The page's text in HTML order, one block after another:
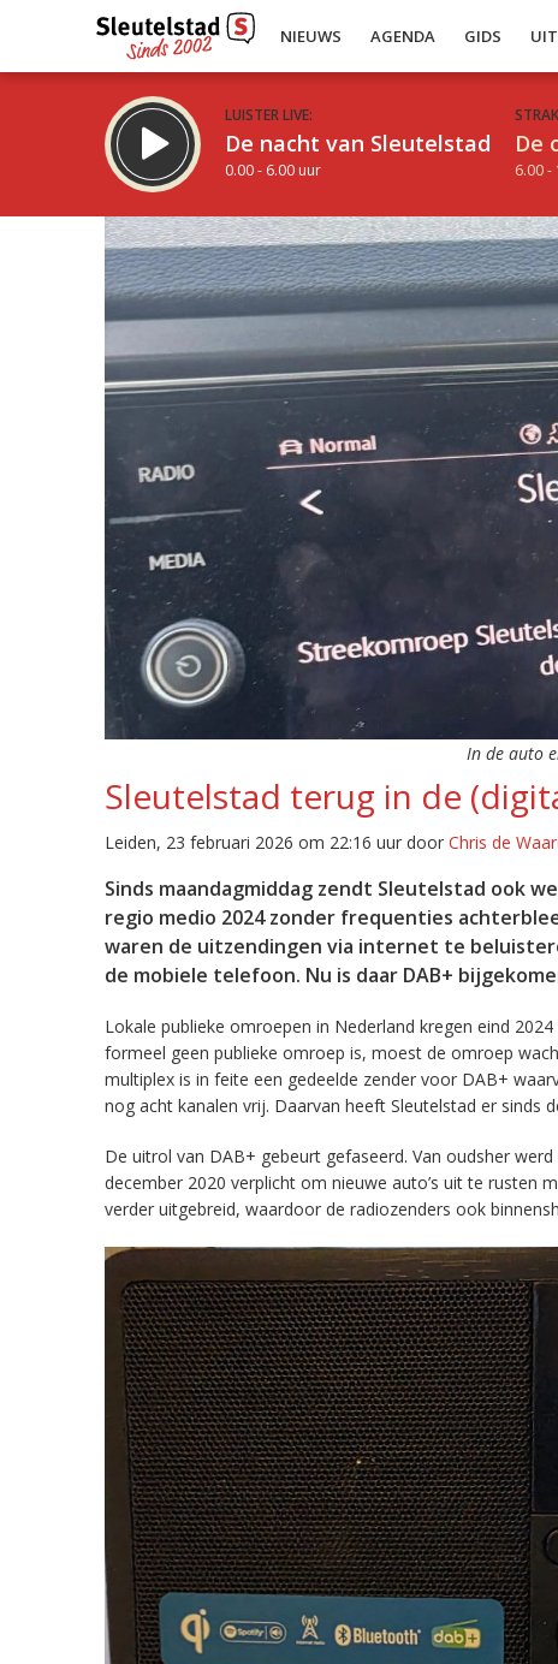
NIEUWS AGENDA GIDS
LUISTER LIVE:
De nacht van Sleutelstad
0.00 - 6.00 uur
De
6.00 -
In de auto
Sleutelstad terug in de
Leiden, 23 februari 2026 om 22:16 uur door Chris de
Sinds maandagmiddag zendt Sleutelstad ook
regio medio 2024 zonder frequenties
waren de uitzendingen via internet te
de mobiele telefoon. Nu is daar DAB+
Lokale publieke omroepen in Nederland kregen eind
formeel geen publieke omroep is, moest de omroep
multiplex is in feite een gedeelde zender voor DAB+
nog acht kanalen vrij. Daarvan heeft Sleutelstad er sinds
De uitrol van DAB+ gebeurt gefaseerd. Van oudsher
december 2020 verplicht om nieuwe auto’s uit te rusten
verder uitgebreid, waardoor de radiozenders ook